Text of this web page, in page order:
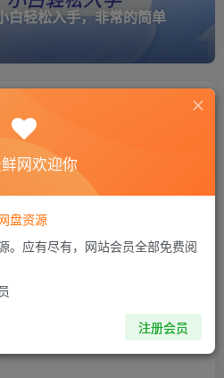
白轻松入手，非常的简单
私信
取收益，非常的简单，不需要
字就可以，非常适合在家的宝
改的作业都会给你答案，你只
网欢迎你
盘资源
。应有尽有，网站会员全部免费阅
注册会员